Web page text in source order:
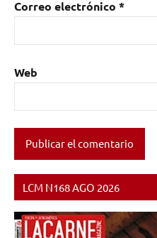
Correo electrónico *
Web
LCM N168 AGO 2026